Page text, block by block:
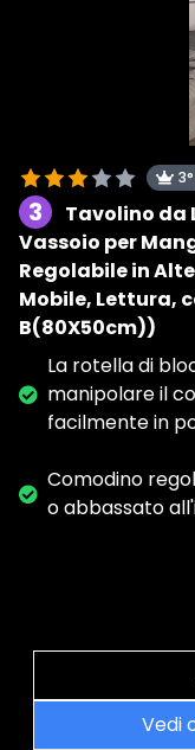
3
Tavolino da
Vassoio per
Regolabile in
Mobile, Lettura,
B(80X50cm))
La rotella di
manipolare il
facilmente in
Comodino
o abbassato
Vedi